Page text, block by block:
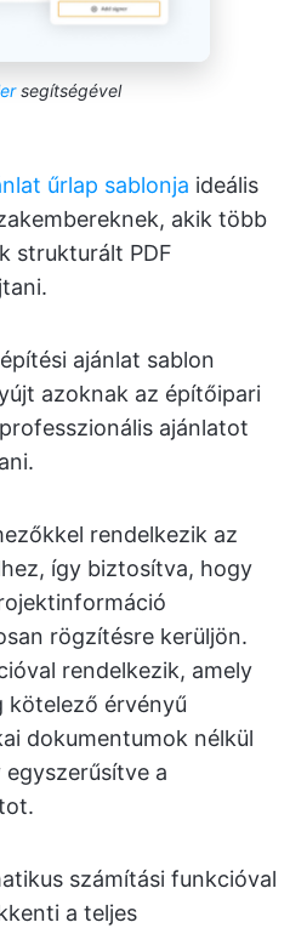
segítségével
űrlap sablonja ideális
akik több
strukturált PDF
ajánlat sablon
azoknak az építőipari
ajánlatot
rendelkezik az
így biztosítva, hogy
rögzítésre kerüljön.
rendelkezik, amely
kötelező érvényű
dokumentumok nélkül
a
számítási funkcióval
a teljes